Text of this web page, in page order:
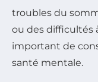
troubles du
ou des difficultés
important de
santé mentale.